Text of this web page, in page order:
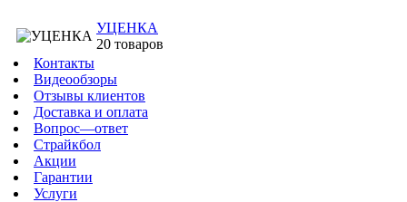
УЦЕНКА
20 товаров
Контакты
Видеообзоры
Отзывы клиентов
Доставка и оплата
Вопрос—ответ
Страйкбол
Акции
Гарантии
Услуги